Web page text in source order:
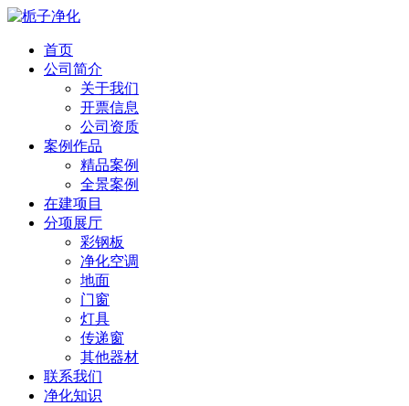
首页
公司简介
关于我们
开票信息
公司资质
案例作品
精品案例
全景案例
在建项目
分项展厅
彩钢板
净化空调
地面
门窗
灯具
传递窗
其他器材
联系我们
净化知识